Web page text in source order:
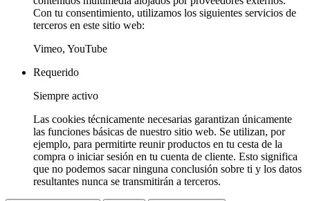
Con tu consentimiento, utilizamos los siguientes servicios de
terceros en este sitio web:
Vimeo, YouTube
Requerido
Siempre activo
Las cookies técnicamente necesarias garantizan únicamente
las funciones básicas de nuestro sitio web. Se utilizan, por
ejemplo, para permitirte reunir productos en tu cesta de la
compra o iniciar sesión en tu cuenta de cliente. Esto significa
que no podemos sacar ninguna conclusión sobre ti y los datos
resultantes nunca se transmitirán a terceros.